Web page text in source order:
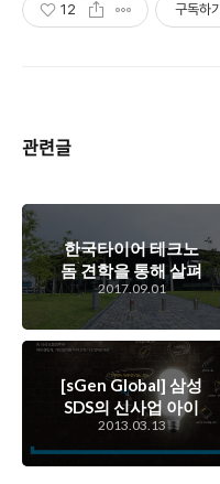
12 구독하기
관련글
한국타이어 테크노
돔 견학을 통해 살펴
본 한국타이어의 기
술력 이야기
2017.09.01
[sGen Global] 삼성
SDS의 신사업 아이
디어 공모전 '에스
젠 글로벌'을 소개
합니다
2013.03.13